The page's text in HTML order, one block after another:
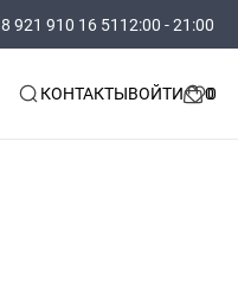
8 921 910 16 51 12:00 - 21:00
КОНТАКТЫВОЙТИ